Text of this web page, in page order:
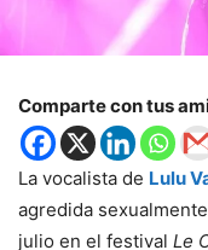
Comparte con tus
La vocalista de Lulu
agredida
julio en el festival Le